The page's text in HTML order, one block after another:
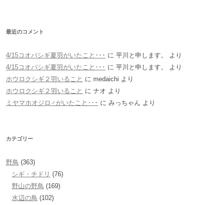
最近のコメント
4/15コオバシギ夏羽がいたこと･･･ に 平川と申します。
より
4/15コオバシギ夏羽がいたこと･･･ に 平川と申します。
より
ホウロクシギ２羽いること に medaichi より
ホウロクシギ２羽いること に ナオ より
ミヤマホオジロ♂がいたこと･･･ に みっちゃん より
カテゴリー
野鳥 (363)
シギ・チドリ (76)
野山の野鳥 (169)
水辺の鳥 (102)